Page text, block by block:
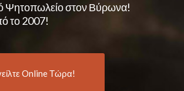
Ψητοπωλείο στον Βύρωνα!
το 2007!
Online Τώρα!